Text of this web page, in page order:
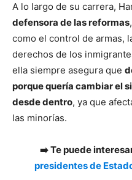
A lo largo de su carrera,
defensora de las reformas
como el control de armas,
derechos de los
ella siempre asegura que
porque quería cambiar el
desde dentro, ya que
las minorías.
➡️ Te puede
presidentes de